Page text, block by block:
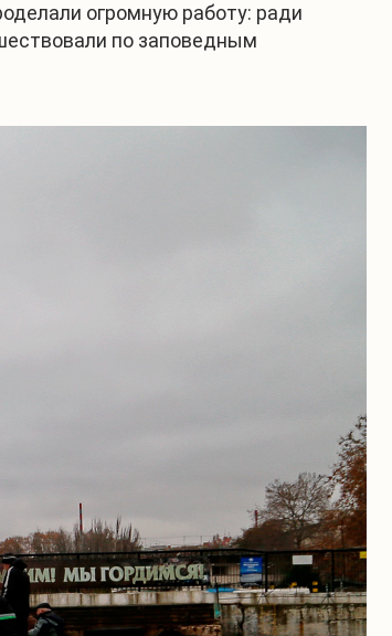
огромную работу: ради
по заповедным